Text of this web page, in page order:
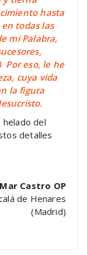
hasta
todas las
mi Palabra,
Por eso, le he
cuya vida
la figura
helado del
detalles
Castro OP
de Henares
(Madrid)